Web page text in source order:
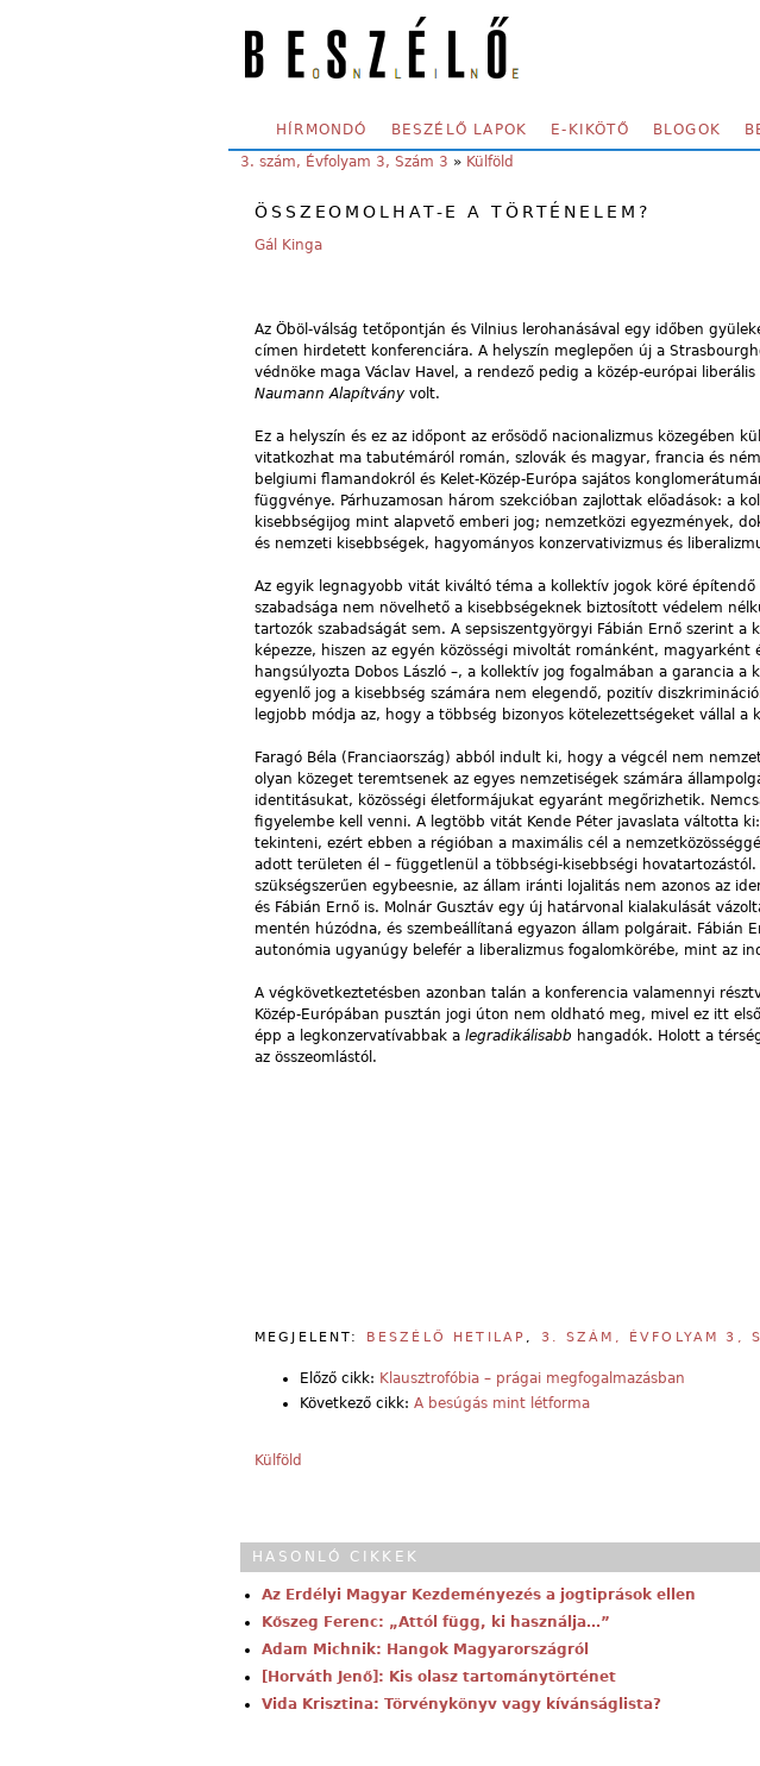
SECONDARY MENU
HÍRMONDÓ BESZÉLŐ LAPOK E-KIKÖTŐ BLOGOK
YOU ARE HERE:
3. szám, Évfolyam 3, Szám 3 » Külföld
ÖSSZEOMOLHAT-E A TÖRTÉNELEM?
Gál Kinga
Az Öböl-válság tetőpontján és Vilnius lerohanásával egy időben
címen hirdetett konferenciára. A helyszín meglepően új a
védnöke maga Václav Havel, a rendező pedig a közép-európai
Naumann Alapítvány volt.
Ez a helyszín és ez az időpont az erősödő nacionalizmus közegében
vitatkozhat ma tabutémáról román, szlovák és magyar, francia és
belgiumi flamandokról és Kelet-Közép-Európa sajátos
függvénye. Párhuzamosan három szekcióban zajlottak előadások: a
kisebbségijog mint alapvető emberi jog; nemzetközi egyezmények,
és nemzeti kisebbségek, hagyományos konzervativizmus és
Az egyik legnagyobb vitát kiváltó téma a kollektív jogok köré
szabadsága nem növelhető a kisebbségeknek biztosított védelem
tartozók szabadságát sem. A sepsiszentgyörgyi Fábián Ernő szerint a
képezze, hiszen az egyén közösségi mivoltát románként,
hangsúlyozta Dobos László –, a kollektív jog fogalmában a garancia
egyenlő jog a kisebbség számára nem elegendő, pozitív
legjobb módja az, hogy a többség bizonyos kötelezettségeket vállal a
Faragó Béla (Franciaország) abból indult ki, hogy a végcél nem
olyan közeget teremtsenek az egyes nemzetiségek számára
identitásukat, közösségi életformájukat egyaránt megőrizhetik.
figyelembe kell venni. A legtöbb vitát Kende Péter javaslata váltotta
tekinteni, ezért ebben a régióban a maximális cél a
adott területen él – függetlenül a többségi-kisebbségi hovatartozástól.
szükségszerűen egybeesnie, az állam iránti lojalitás nem azonos az
és Fábián Ernő is. Molnár Gusztáv egy új határvonal kialakulását
mentén húzódna, és szembeállítaná egyazon állam polgárait. Fábián
autonómia ugyanúgy belefér a liberalizmus fogalomkörébe, mint az
A végkövetkeztetésben azonban talán a konferencia valamennyi
Közép-Európában pusztán jogi úton nem oldható meg, mivel ez itt
épp a legkonzervatívabbak a legradikálisabb hangadók. Holott a
az összeomlástól.
MEGJELENT: BESZÉLŐ HETILAP 3. SZÁM, ÉVFOLYAM 3,
Előző cikk: Klausztrofóbia – prágai megfogalmazásban
Következő cikk: A besúgás mint létforma
Külföld
HASONLÓ CIKKEK
Az Erdélyi Magyar Kezdeményezés a jogtiprások ellen
Kőszeg Ferenc: „Attól függ, ki használja…”
Adam Michnik: Hangok Magyarországról
[Horváth Jenő]: Kis olasz tartománytörténet
Vida Krisztina: Törvénykönyv vagy kívánságlista?